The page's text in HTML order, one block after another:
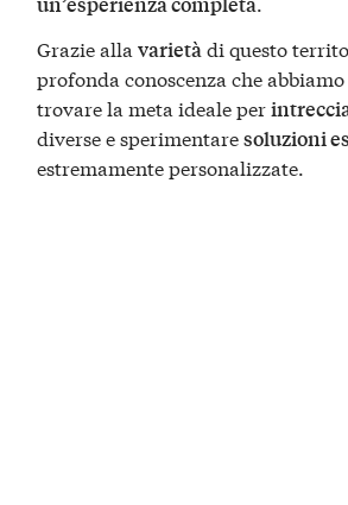
Grazie allavarietà di questo
profonda conoscenza che
trovare la meta ideale per
diverse e sperimentaresoluzioni
estremamente personalizzate.